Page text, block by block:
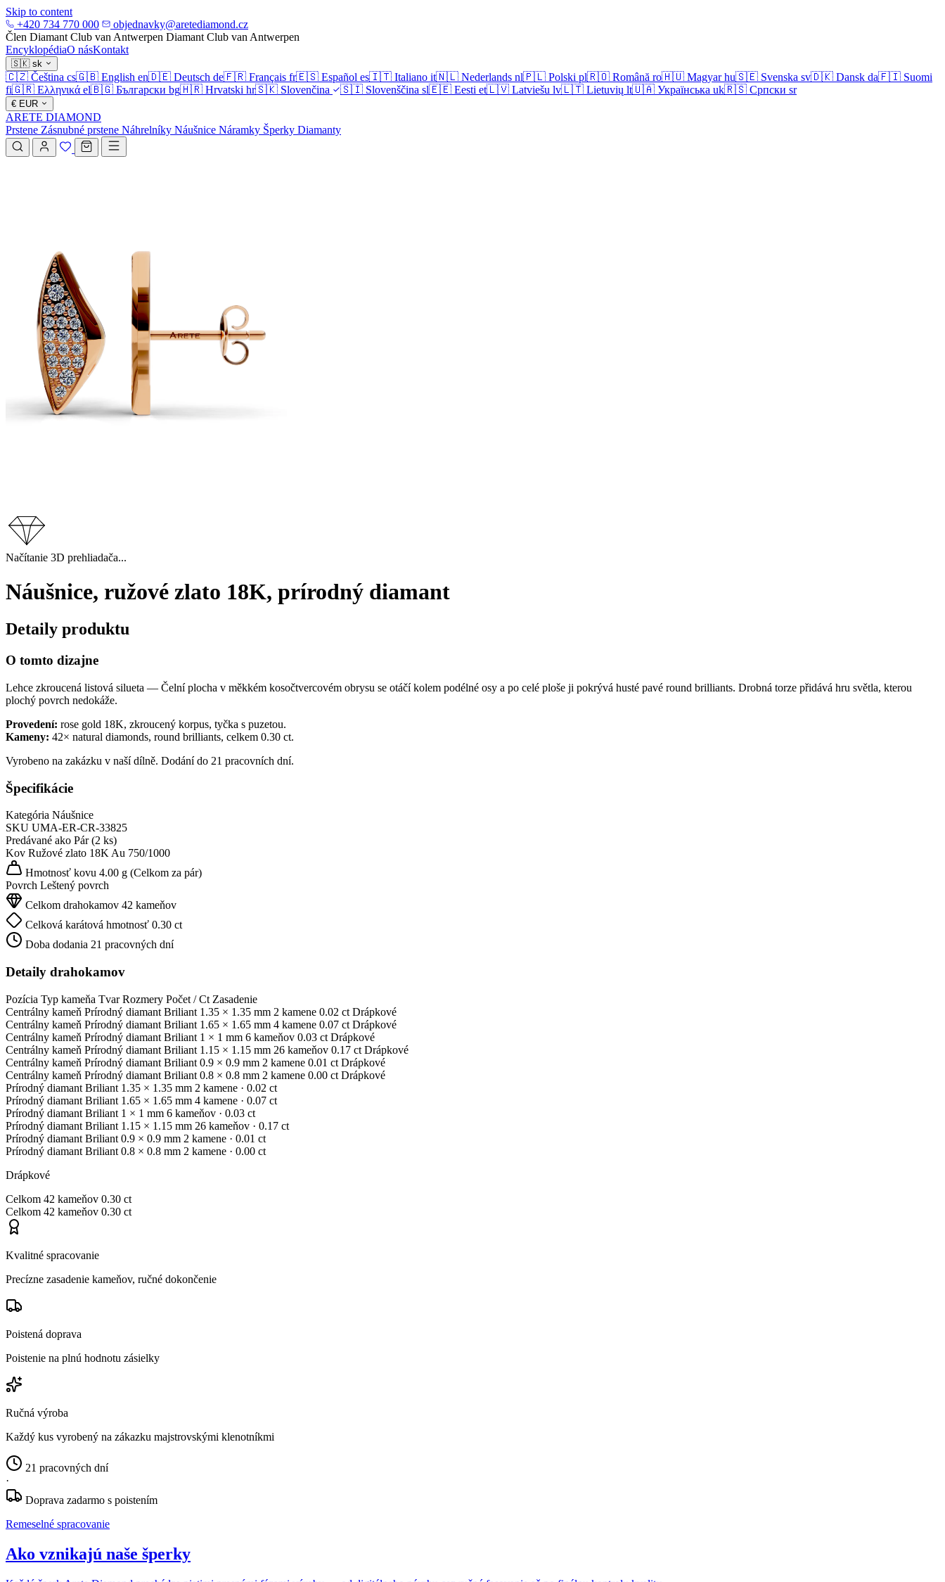
Skip to content
+420 734 770 000
objednavky@aretediamond.cz
Člen Diamant Club van Antwerpen Diamant Club van Antwerpen
EncyklopédiaO násKontakt
🇸🇰 sk
🇨🇿 Čeština cs🇬🇧 English en🇩🇪 Deutsch de🇫🇷 Français fr🇪🇸 Español es🇮🇹 Italiano it🇳🇱 Nederlands nl🇵🇱 Polski pl🇷🇴 Română ro🇭🇺 Magyar hu🇸🇪 Svenska sv🇩🇰 Dansk da🇫🇮 Suomi
fi🇬🇷 Ελληνικά el🇧🇬 Български bg🇭🇷 Hrvatski hr🇸🇰 Slovenčina 🇸🇮 Slovenščina sl🇪🇪 Eesti et🇱🇻 Latviešu lv🇱🇹 Lietuvių lt🇺🇦 Українська uk🇷🇸 Српски sr
€ EUR
ARETE DIAMOND
Prstene Zásnubné prstene Náhrelníky Náušnice Náramky Šperky Diamanty
Načítanie 3D prehliadača...
Náušnice, ružové zlato 18K, prírodný diamant
Detaily produktu
O tomto dizajne
Lehce zkroucená listová silueta — Čelní plocha v měkkém kosočtvercovém obrysu se otáčí kolem podélné osy a po celé ploše ji pokrývá husté pavé round brilliants. Drobná torze přidává hru světla, kterou
plochý povrch nedokáže.
Provedení: rose gold 18K, zkroucený korpus, tyčka s puzetou.
Kameny: 42× natural diamonds, round brilliants, celkem 0.30 ct.
Vyrobeno na zakázku v naší dílně. Dodání do 21 pracovních dní.
Špecifikácie
Kategória Náušnice
SKU UMA-ER-CR-33825
Predávané ako Pár (2 ks)
Kov Ružové zlato 18KAu 750/1000
Hmotnosť kovu 4.00 g (Celkom za pár)
Povrch Leštený povrch
Celkom drahokamov 42 kameňov
Celková karátová hmotnosť 0.30 ct
Doba dodania 21 pracovných dní
Detaily drahokamov
Pozícia Typ kameňa Tvar Rozmery Počet / Ct Zasadenie
Centrálny kameň Prírodný diamant Briliant 1.35 × 1.35 mm 2 kamene 0.02 ct Drápkové
Centrálny kameň Prírodný diamant Briliant 1.65 × 1.65 mm 4 kamene 0.07 ct Drápkové
Centrálny kameň Prírodný diamant Briliant 1 × 1 mm 6 kameňov 0.03 ct Drápkové
Centrálny kameň Prírodný diamant Briliant 1.15 × 1.15 mm 26 kameňov 0.17 ct Drápkové
Centrálny kameň Prírodný diamant Briliant 0.9 × 0.9 mm 2 kamene 0.01 ct Drápkové
Centrálny kameň Prírodný diamant Briliant 0.8 × 0.8 mm 2 kamene 0.00 ct Drápkové
Prírodný diamant Briliant 1.35 × 1.35 mm 2 kamene · 0.02 ct
Prírodný diamant Briliant 1.65 × 1.65 mm 4 kamene · 0.07 ct
Prírodný diamant Briliant 1 × 1 mm 6 kameňov · 0.03 ct
Prírodný diamant Briliant 1.15 × 1.15 mm 26 kameňov · 0.17 ct
Prírodný diamant Briliant 0.9 × 0.9 mm 2 kamene · 0.01 ct
Prírodný diamant Briliant 0.8 × 0.8 mm 2 kamene · 0.00 ct
Drápkové
Celkom 42 kameňov 0.30 ct
Celkom 42 kameňov 0.30 ct
Kvalitné spracovanie
Precízne zasadenie kameňov, ručné dokončenie
Poistená doprava
Poistenie na plnú hodnotu zásielky
Ručná výroba
Každý kus vyrobený na zákazku majstrovskými klenotníkmi
21 pracovných dní
·
Doprava zadarmo s poistením
Remeselné spracovanie
Ako vznikajú naše šperky